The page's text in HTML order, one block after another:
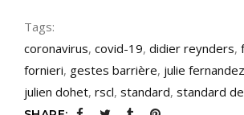
Tags:
coronavirus, covid-19, didier reynders,
fornieri, gestes barrière, julie
julien dohet, rscl, standard, standard